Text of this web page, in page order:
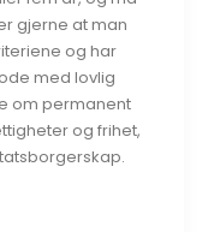
gjerne at man
og har
med lovlig
om permanent
og frihet,